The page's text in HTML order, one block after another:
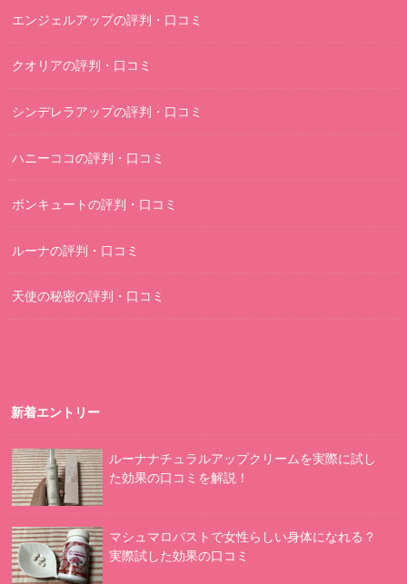
エンジェルアップの評判・口コミ
クオリアの評判・口コミ
シンデレラアップの評判・口コミ
ハニーココの評判・口コミ
ボンキュートの評判・口コミ
ルーナの評判・口コミ
天使の秘密の評判・口コミ
新着エントリー
ルーナナチュラルアップクリームを実際に試し
た効果の口コミを解説！
マシュマロバストで女性らしい身体になれる？
実際試した効果の口コミ